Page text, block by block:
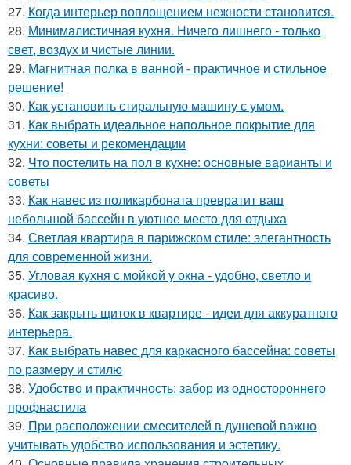
27. Когда интерьер воплощением нежности становится.
28. Минималистичная кухня. Ничего лишнего - только
свет, воздух и чистые линии.
29. Магнитная полка в ванной - практичное и стильное
решение!
30. Как установить стиральную машину с умом.
31. Как выбрать идеальное напольное покрытие для
кухни: советы и рекомендации
32. Что постелить на пол в кухне: основные варианты и
советы
33. Как навес из поликарбоната превратит ваш
небольшой бассейн в уютное место для отдыха
34. Светлая квартира в парижском стиле: элегантность
для современной жизни.
35. Угловая кухня с мойкой у окна - удобно, светло и
красиво.
36. Как закрыть щиток в квартире - идеи для аккуратного
интерьера.
37. Как выбрать навес для каркасного бассейна: советы
по размеру и стилю
38. Удобство и практичность: забор из одностороннего
профнастила
39. При расположении смесителей в душевой важно
учитывать удобство использования и эстетику.